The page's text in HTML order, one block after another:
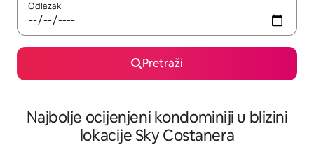
Odlazak
Pretraži
Najbolje ocijenjeni kondominiji u blizini
lokacije Sky Costanera